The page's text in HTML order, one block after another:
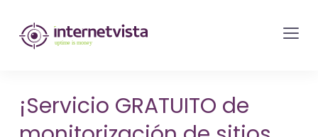
Monitorización
de
control
¡Servicio GRATUITO de